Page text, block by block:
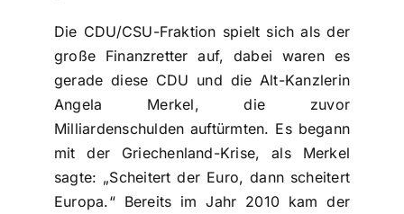
Die CDU/CSU-Fraktion spielt sich als der
große Finanzretter auf, dabei waren es
gerade diese CDU und die Alt-Kanzlerin
Angela Merkel, die zuvor
Milliardenschulden auftürmten. Es begann
mit der Griechenland-Krise, als Merkel
sagte: „Scheitert der Euro, dann scheitert
Europa.“ Bereits im Jahr 2010 kam der